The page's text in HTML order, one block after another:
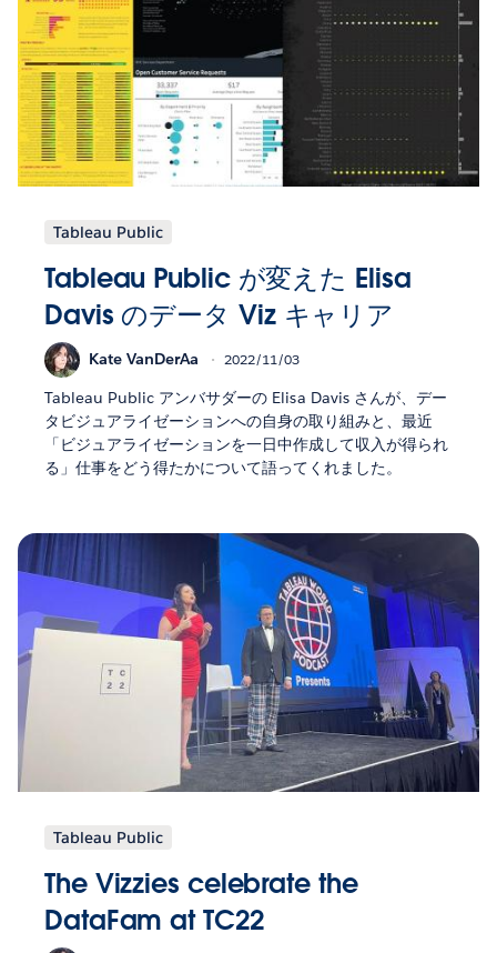
Tableau Public
Tableau Public が変えた Elisa
Davis のデータ Viz キャリア
Kate VanDerAa 2022/11/03
Tableau Public アンバサダーの Elisa Davis さんが、デー
タビジュアライゼーションへの自身の取り組みと、最近
「ビジュアライゼーションを一日中作成して収入が得られ
る」仕事をどう得たかについて語ってくれました。
Tableau Public
The Vizzies celebrate the
DataFam at TC22